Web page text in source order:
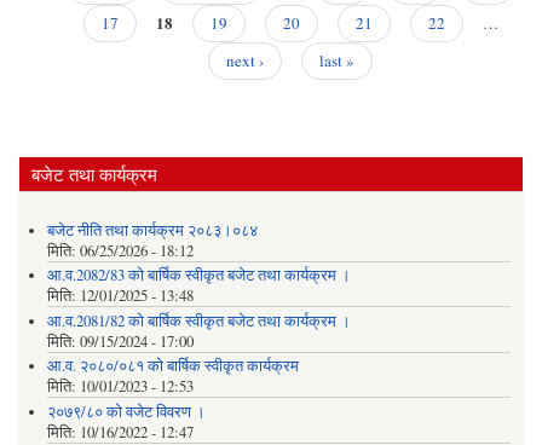
17
18 19 20 21 22
…
next ›
last »
बजेट तथा कार्यक्रम
बजेट नीति तथा कार्यक्रम २०८३।०८४
मिति: 06/25/2026 - 18:12
आ.व.2082/83 को बार्षिक स्वीकृत बजेट तथा कार्यक्रम ।
मिति: 12/01/2025 - 13:48
आ.व.2081/82 को बार्षिक स्वीकृत बजेट तथा कार्यक्रम ।
मिति: 09/15/2024 - 17:00
आ.व. २०८०/०८१ को बार्षिक स्वीकृत कार्यक्रम
मिति: 10/01/2023 - 12:53
२०७९/८० को वजेट विवरण ।
मिति: 10/16/2022 - 12:47